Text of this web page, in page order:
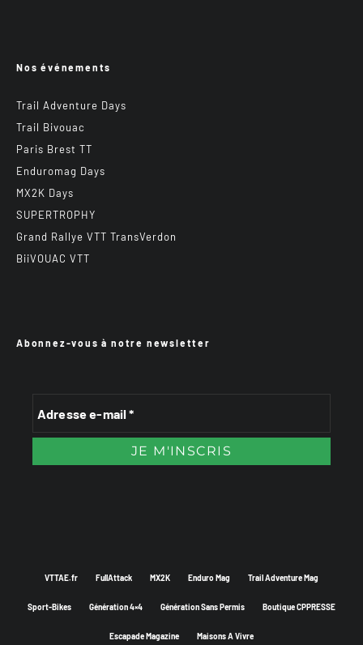
Nos événements
Trail Adventure Days
Trail Bivouac
Paris Brest TT
Enduromag Days
MX2K Days
SUPERTROPHY
Grand Rallye VTT TransVerdon
BiiVOUAC VTT
Abonnez-vous à notre newsletter
VTTAE.fr FullAttack MX2K Enduro Mag Trail Adventure Mag
Sport-Bikes Génération 4×4 Génération Sans Permis Boutique CPPRESSE
Escapade Magazine Maisons A Vivre